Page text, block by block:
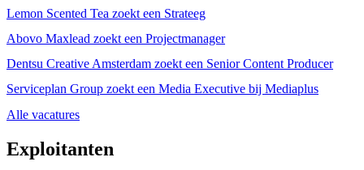
Lemon Scented Tea zoekt een Strateeg
Abovo Maxlead zoekt een Projectmanager
Dentsu Creative Amsterdam zoekt een Senior Content Producer
Serviceplan Group zoekt een Media Executive bij Mediaplus
Alle vacatures
Exploitanten